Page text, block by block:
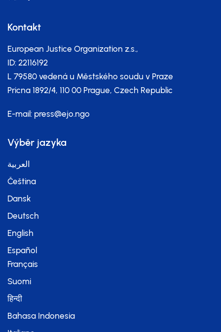
Kontakt
European Justice Organization z.s.,
ID: 22116192
L 79580 vedená u Městského soudu v Praze
Pricna 1892/4, 110 00 Prague, Czech Republic
E-mail: press@ejo.ngo
Výběr jazyka
العربية
Čeština
Dansk
Deutsch
English
Español
Français
Suomi
हिन्दी
Bahasa Indonesia